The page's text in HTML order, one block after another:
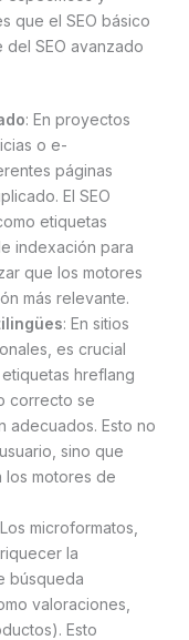
que el SEO básico
del SEO avanzado
: En proyectos
o e-
páginas
El SEO
etiquetas
indexación para
que los motores
más relevante.
: En sitios
es crucial
hreflang
correcto se
adecuados. Esto no
sino que
los motores de
microformatos,
la
búsqueda
valoraciones,
Esto